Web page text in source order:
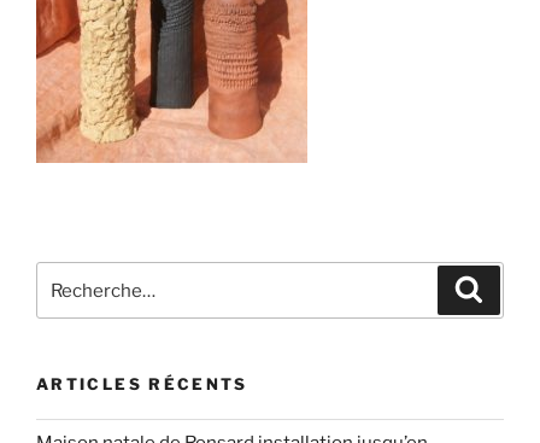
pour
ARTICLES RÉCENTS